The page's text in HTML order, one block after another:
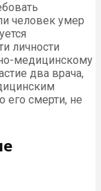
человек умер
личности
медицинскому
два врача,
его смерти, не